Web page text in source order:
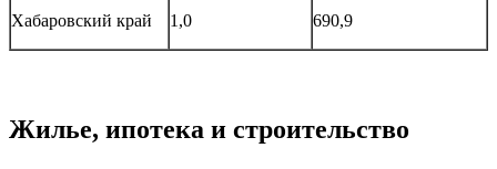
Хабаровский край 1,0 690,9
Жилье, ипотека и строительство